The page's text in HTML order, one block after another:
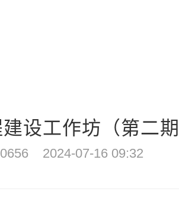
设工作坊（第二
2024-07-16 09:32